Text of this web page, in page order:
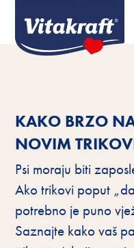
KAKO BRZO
NOVIM
Psi moraju biti
Ako trikovi poput
potrebno je puno
Saznajte kako vaš